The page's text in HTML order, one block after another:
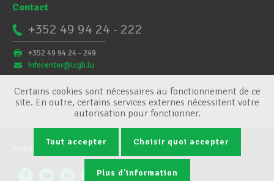
Contact
+352 49 94 24 - 222
+352 49 94 24 - 249
infocenter@lcgb.lu
Conditions générales Gestion des cookies
Certains cookies sont nécessaires au fonctionnement de ce
site. En outre, certains services externes nécessitent votre
autorisation pour fonctionner.
Tout accepter Choisir quoi accepter
Plus d'information